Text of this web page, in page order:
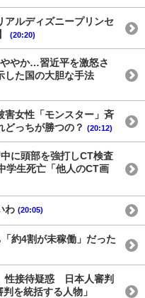
アルディズニープリンセ
(20:20)
ややか…習近平を激怒さ
した国の大胆な手法
害女性「モンスター」斉
っちが勝つの？ (20:12)
に頭部を強打しCT検査
生死亡「他人のCT画
わ (20:05)
約4割が未稼働」だった
性接待疑惑 日本人審判
を統括する人物」